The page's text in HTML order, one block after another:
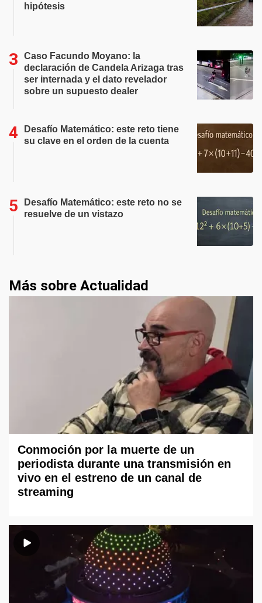
hipótesis
Caso Facundo Moyano: la
declaración de Candela Arizaga tras
ser internada y el dato revelador
sobre un supuesto dealer
Desafío Matemático: este reto tiene
su clave en el orden de la cuenta
Desafío Matemático: este reto no se
resuelve de un vistazo
Más sobre Actualidad
Conmoción por la muerte de un
periodista durante una transmisión en
vivo en el estreno de un canal de
streaming